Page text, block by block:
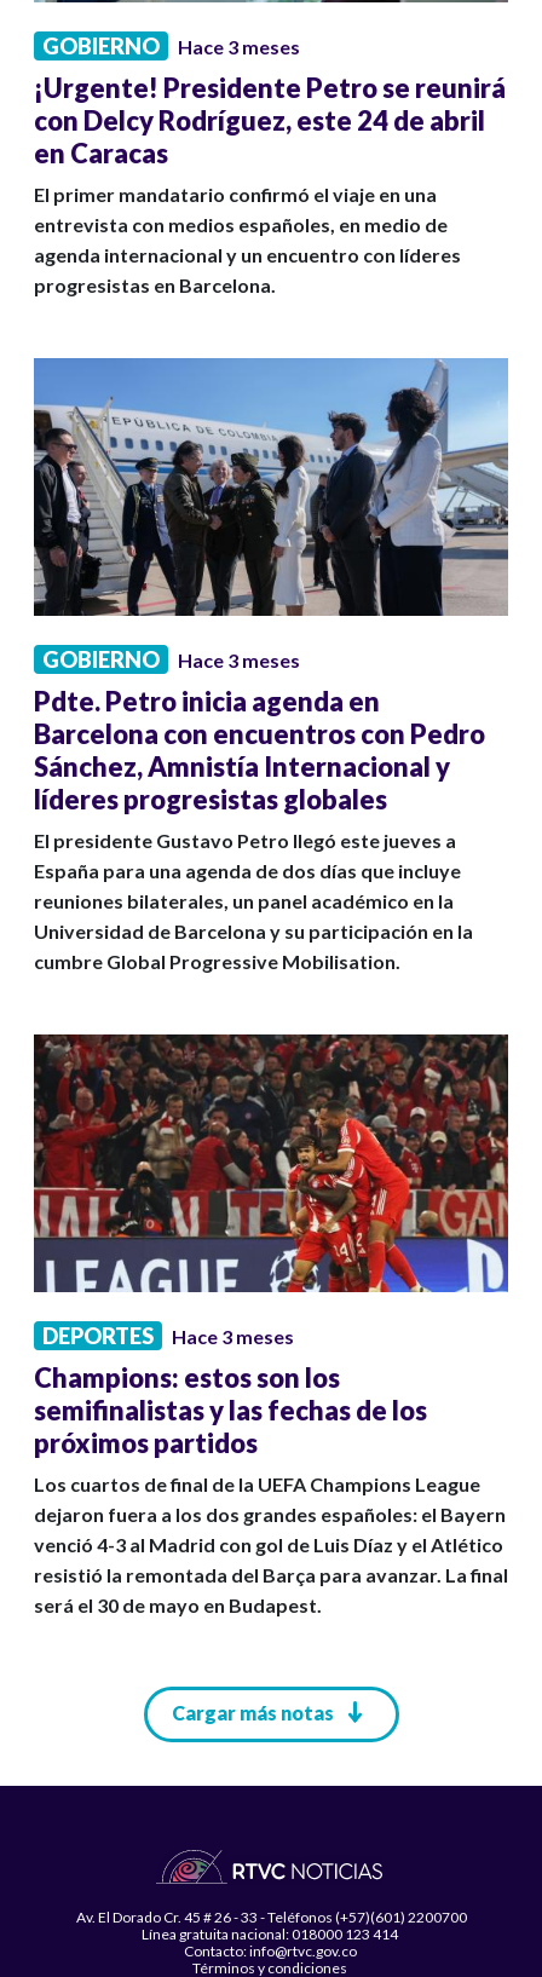
GOBIERNO Hace 3 meses
¡Urgente! Presidente Petro se reunirá
con Delcy Rodríguez, este 24 de abril
en Caracas
El primer mandatario confirmó el viaje en una
entrevista con medios españoles, en medio de
agenda internacional y un encuentro con líderes
progresistas en Barcelona.
GOBIERNO Hace 3 meses
Pdte. Petro inicia agenda en
Barcelona con encuentros con Pedro
Sánchez, Amnistía Internacional y
líderes progresistas globales
El presidente Gustavo Petro llegó este jueves a
España para una agenda de dos días que incluye
reuniones bilaterales, un panel académico en la
Universidad de Barcelona y su participación en la
cumbre Global Progressive Mobilisation.
DEPORTES Hace 3 meses
Champions: estos son los
semifinalistas y las fechas de los
próximos partidos
Los cuartos de final de la UEFA Champions League
dejaron fuera a los dos grandes españoles: el Bayern
venció 4-3 al Madrid con gol de Luis Díaz y el Atlético
resistió la remontada del Barça para avanzar. La final
será el 30 de mayo en Budapest.
Cargar más notas
Av. El Dorado Cr. 45 # 26 - 33 - Teléfonos (+57)(601) 2200700
Línea gratuita nacional: 018000 123 414
Contacto: info@rtvc.gov.co
Términos y condiciones